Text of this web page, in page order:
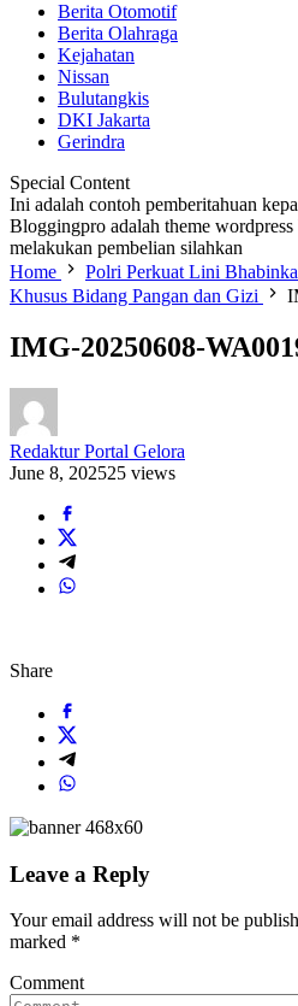
Berita Otomotif
Berita Olahraga
Kejahatan
Nissan
Bulutangkis
DKI Jakarta
Gerindra
Special Content
Ini adalah contoh pemberitahuan
Bloggingpro adalah theme
melakukan pembelian silahkan
Home
Polri Perkuat Lini
Khusus Bidang Pangan dan Gizi
IMG-20250608-
Redaktur Portal Gelora
June 8, 202525 views
Share
Leave a Reply
Your email address will not be
marked *
Comment